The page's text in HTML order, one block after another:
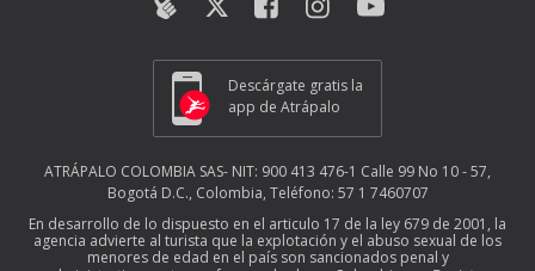
Descárgate gratis la
app de Atrápalo
ATRÁPALO COLOMBIA SAS- NIT: 900 413 476-1 Calle 99 No 10 - 57,
Bogotá D.C., Colombia, Teléfono: 57 1 7460707
En desarrollo de lo dispuesto en el articulo 17 de la ley 679 de 2001, la
agencia advierte al turista que la explotación y el abuso sexual de los
menores de edad en el país son sancionados penal y